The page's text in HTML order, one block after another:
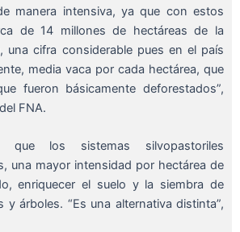
manera intensiva, ya que con estos
de 14 millones de hectáreas de la
una cifra considerable pues en el país
media vaca por cada hectárea, que
fueron básicamente deforestados”,
FNA.
que los sistemas silvopastoriles
una mayor intensidad por hectárea de
enriquecer el suelo y la siembra de
y árboles. “Es una alternativa distinta”,